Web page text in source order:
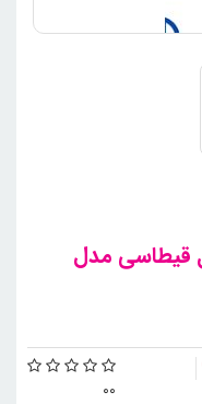
قیطاسی مدل
00